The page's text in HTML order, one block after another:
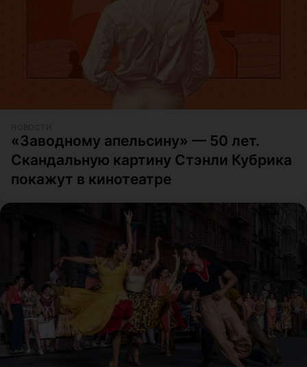
«Заводному апельсину» — 50 лет.
Скандальную картину Стэнли Кубрика
покажут в кинотеатре